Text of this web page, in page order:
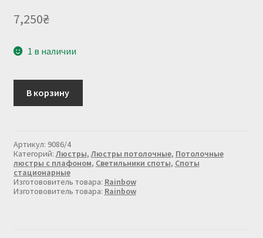
7,250₴
1 в наличии
товара
Люстра
хрустальными
плафонами
9086/4
В корзину
Артикул: 9086/4
Категорий: Люстры, Люстры потолочные, Потолочные
люстры с плафоном, Светильники споты, Споты
стационарные
Изготововитель товара: Rainbow
Изготововитель товара: Rainbow